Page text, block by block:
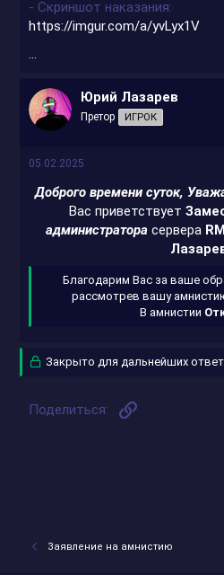
- Скриншот наказания
https://imgur.com/a/yvLyx1V
...
Юрий Лазарев
Претор ИГРОК
05.02.2025
Доброго времени суток,
Вас приветствует
администратора сервера
Благодарим Вас за ваше
рассмотрев вашу
В амнистии
Закрыто для дальнейших
Поделиться:
Заявление на амнистию